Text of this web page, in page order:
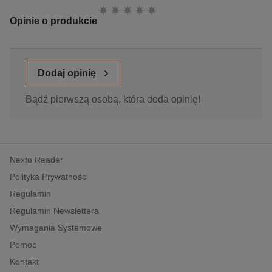
Opinie o produkcie
Ocena:
Dodaj opinię
Bądź pierwszą osobą, która doda opinię!
Nexto Reader
Polityka Prywatności
Regulamin
Regulamin Newslettera
Wymagania Systemowe
Pomoc
Kontakt